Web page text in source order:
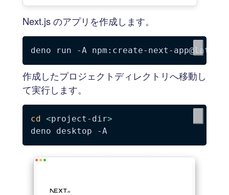
Next.js のアプリを作成します。
deno run -A
作成したプロジェクトディレクトリへ移動し
て実行します。
cd <project-dir>
deno desktop
-A